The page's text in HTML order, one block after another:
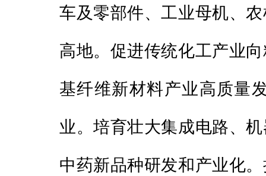
车及零部件、工业母机、
高地。促进传统化工产业
基纤维新材料产业高质量
业。培育壮大集成电路、
中药新品种研发和产业化